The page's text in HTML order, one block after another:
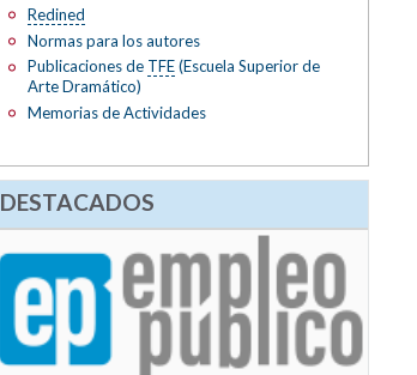
Redined
Normas para los autores
Publicaciones de TFE(Escuela Superior de
Arte Dramático)
Memorias de Actividades
DESTACADOS